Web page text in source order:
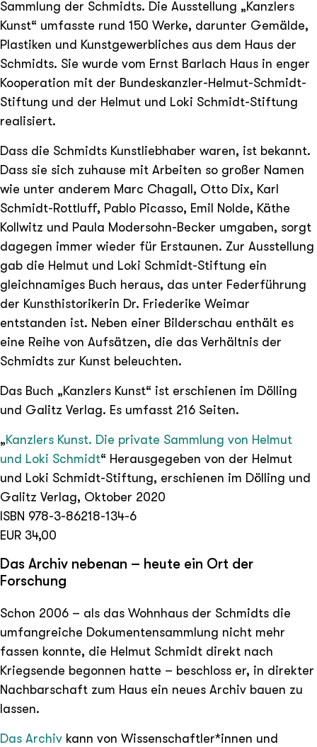
Sammlung der Schmidts. Die Ausstellung „Kanzlers
Kunst“ umfasste rund 150 Werke, darunter Gemälde,
Plastiken und Kunstgewerbliches aus dem Haus der
Schmidts. Sie wurde vom Ernst Barlach Haus in enger
Kooperation mit der Bundeskanzler-Helmut-Schmidt-
Stiftung und der Helmut und Loki Schmidt-Stiftung
realisiert.
Dass die Schmidts Kunstliebhaber waren, ist bekannt.
Dass sie sich zuhause mit Arbeiten so großer Namen
wie unter anderem Marc Chagall, Otto Dix, Karl
Schmidt-Rottluff, Pablo Picasso, Emil Nolde, Käthe
Kollwitz und Paula Modersohn-Becker umgaben, sorgt
dagegen immer wieder für Erstaunen. Zur Ausstellung
gab die Helmut und Loki Schmidt-Stiftung ein
gleichnamiges Buch heraus, das unter Federführung
der Kunsthistorikerin Dr. Friederike Weimar
entstanden ist. Neben einer Bilderschau enthält es
eine Reihe von Aufsätzen, die das Verhältnis der
Schmidts zur Kunst beleuchten.
Das Buch „Kanzlers Kunst“ ist erschienen im Dölling
und Galitz Verlag. Es umfasst 216 Seiten.
„Kanzlers Kunst. Die private Sammlung von Helmut
und Loki Schmidt“ Herausgegeben von der Helmut
und Loki Schmidt-Stiftung, erschienen im Dölling und
Galitz Verlag, Oktober 2020
ISBN 978-3-86218-134-6
EUR 34,00
Das Archiv nebenan – heute ein Ort der
Forschung
Schon 2006 – als das Wohnhaus der Schmidts die
umfangreiche Dokumentensammlung nicht mehr
fassen konnte, die Helmut Schmidt direkt nach
Kriegsende begonnen hatte – beschloss er, in direkter
Nachbarschaft zum Haus ein neues Archiv bauen zu
lassen.
Das Archiv kann von Wissenschaftler*innen und